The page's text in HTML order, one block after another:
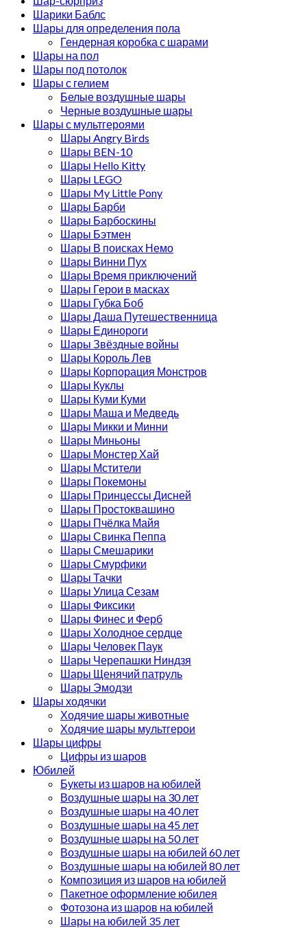
Шарики Баблс
Шары для определения пола
Гендерная коробка с шарами
Шары на пол
Шары под потолок
Шары с гелием
Белые воздушные шары
Черные воздушные шары
Шары с мультгероями
Шары Angry Birds
Шары BEN-10
Шары Hello Kitty
Шары LEGO
Шары My Little Pony
Шары Барби
Шары Барбоскины
Шары Бэтмен
Шары В поисках Немо
Шары Винни Пух
Шары Время приключений
Шары Герои в масках
Шары Губка Боб
Шары Даша Путешественница
Шары Единороги
Шары Звёздные войны
Шары Король Лев
Шары Корпорация Монстров
Шары Куклы
Шары Куми Куми
Шары Маша и Медведь
Шары Микки и Минни
Шары Миньоны
Шары Монстер Хай
Шары Мстители
Шары Покемоны
Шары Принцессы Дисней
Шары Простоквашино
Шары Пчёлка Майя
Шары Свинка Пеппа
Шары Смешарики
Шары Смурфики
Шары Тачки
Шары Улица Сезам
Шары Фиксики
Шары Финес и Ферб
Шары Холодное сердце
Шары Человек Паук
Шары Черепашки Ниндзя
Шары Щенячий патруль
Шары Эмодзи
Шары ходячки
Ходячие шары животные
Ходячие шары мультгерои
Шары цифры
Цифры из шаров
Юбилей
Букеты из шаров на юбилей
Воздушные шары на 30 лет
Воздушные шары на 40 лет
Воздушные шары на 45 лет
Воздушные шары на 50 лет
Воздушные шары на юбилей 60 лет
Воздушные шары на юбилей 80 лет
Композиция из шаров на юбилей
Пакетное оформление юбилея
Фотозона из шаров на юбилей
Шары на юбилей 35 лет